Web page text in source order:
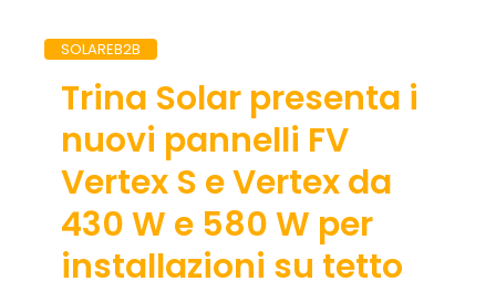
SOLAREB2B
Trina Solar presenta i
nuovi pannelli FV
Vertex S e Vertex da
430 W e 580 W per
installazioni su tetto